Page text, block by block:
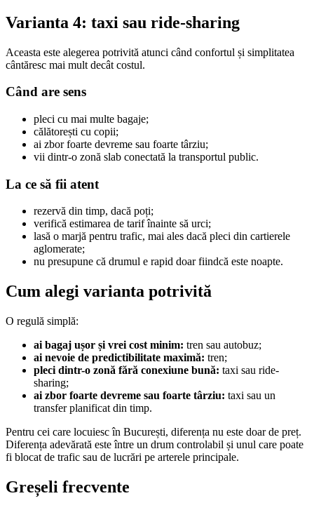
Varianta 4: taxi sau ride-sharing
Aceasta este alegerea potrivită atunci când confortul și simplitatea
cântăresc mai mult decât costul.
Când are sens
pleci cu mai multe bagaje;
călătorești cu copii;
ai zbor foarte devreme sau foarte târziu;
vii dintr-o zonă slab conectată la transportul public.
La ce să fii atent
rezervă din timp, dacă poți;
verifică estimarea de tarif înainte să urci;
lasă o marjă pentru trafic, mai ales dacă pleci din cartierele
aglomerate;
nu presupune că drumul e rapid doar fiindcă este noapte.
Cum alegi varianta potrivită
O regulă simplă:
ai bagaj ușor și vrei cost minim: tren sau autobuz;
ai nevoie de predictibilitate maximă: tren;
pleci dintr-o zonă fără conexiune bună: taxi sau ride-
sharing;
ai zbor foarte devreme sau foarte târziu: taxi sau un
transfer planificat din timp.
Pentru cei care locuiesc în București, diferența nu este doar de preț.
Diferența adevărată este între un drum controlabil și unul care poate
fi blocat de trafic sau de lucrări pe arterele principale.
Greșeli frecvente